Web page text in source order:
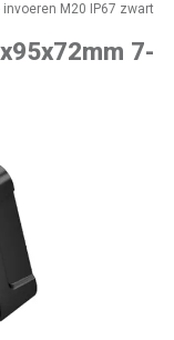
M20 IP67 zwart
7-